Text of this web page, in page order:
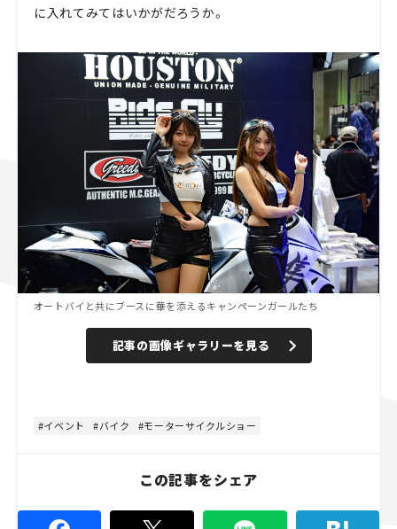
に入れてみてはいかがだろうか。
オートバイと共にブースに華を添えるキャンペーンガールたち
記事の画像ギャラリーを見る
イベント バイク モーターサイクルショー
この記事をシェア